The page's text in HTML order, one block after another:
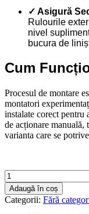
✓ Asigură
Rulourile
nivel
bucura de
Cum
Procesul de montare
montatori
instalate corect pentru
de acționare manuală,
varianta care se
Cantitate
Rulouri
exterioare
1700
Adaugă în coș
Categorii: Fără